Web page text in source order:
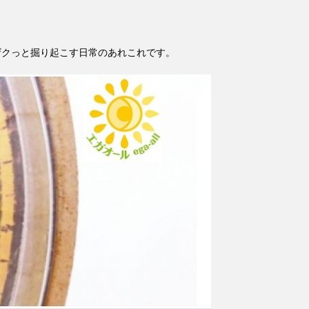
と掘り起こす日常のあれこれです。